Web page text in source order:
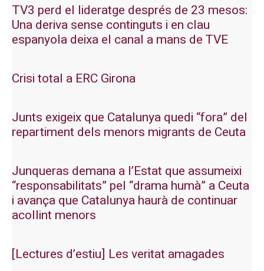
TV3 perd el lideratge després de 23 mesos:
Una deriva sense continguts i en clau
espanyola deixa el canal a mans de TVE
Crisi total a ERC Girona
Junts exigeix que Catalunya quedi “fora” del
repartiment dels menors migrants de Ceuta
Junqueras demana a l’Estat que assumeixi
“responsabilitats” pel “drama humà” a Ceuta
i avança que Catalunya haurà de continuar
acollint menors
[Lectures d’estiu] Les veritat amagades